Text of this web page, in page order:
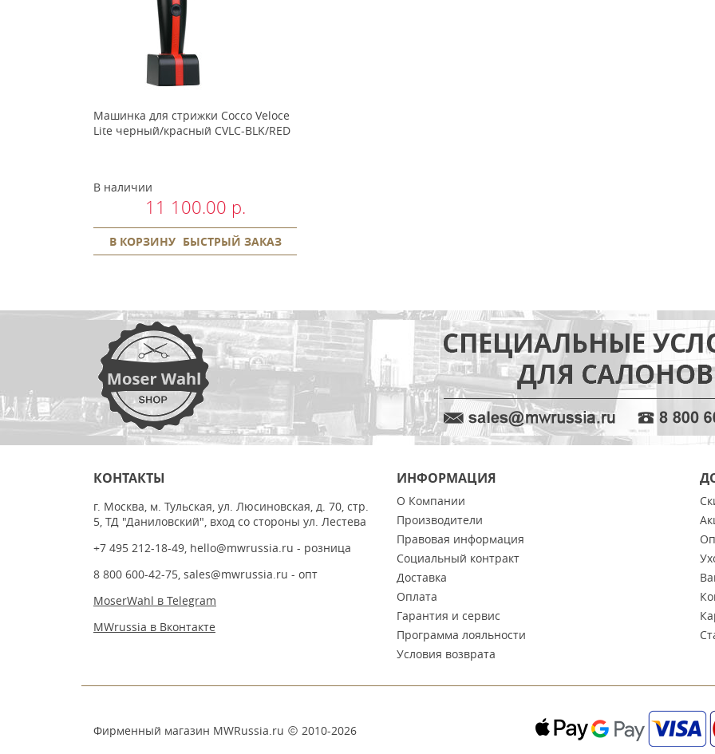
Машинка для стрижки Cocco Veloce
Lite черный/красный CVLC-BLK/RED
В наличии
11 100.00 р.
В КОРЗИНУ БЫСТРЫЙ ЗАКАЗ
КОНТАКТЫ
г. Москва, м. Тульская, ул. Люсиновская, д. 70, стр.
5, ТД "Даниловский", вход со стороны ул. Лестева
+7 495 212-18-49, hello@mwrussia.ru - розница
8 800 600-42-75, sales@mwrussia.ru - опт
MoserWahl в Telegram
MWrussia в Вконтакте
ИНФОРМАЦИЯ
О Компании
Производители
Правовая информация
Социальный контракт
Доставка
Оплата
Гарантия и сервис
Программа лояльности
Условия возврата
Фирменный магазин MWRussia.ru 2010-2026